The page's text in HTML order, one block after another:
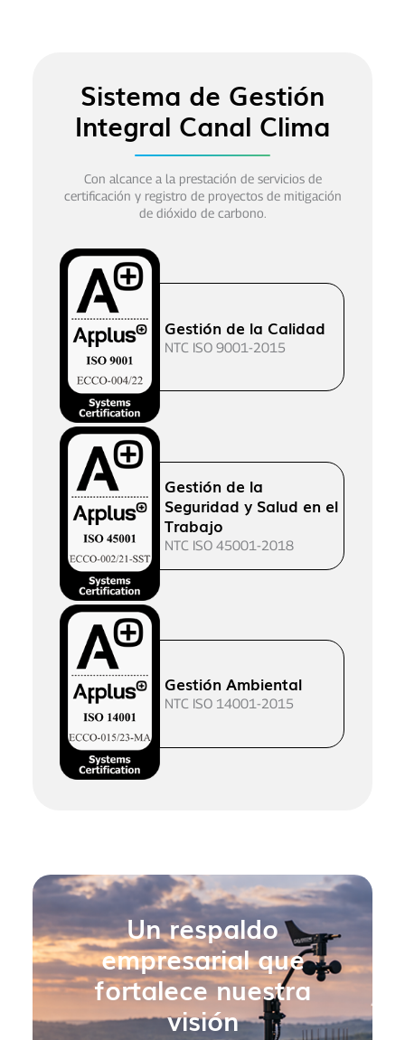
mayerli.forero@canalclima.com
comunicaciones@canalclima.com
Sistema de Gestión
Integral Canal Clima
Con alcance a la prestación de servicios de
certificación y registro de proyectos de mitigación
de dióxido de carbono.
Gestión de la Calidad
NTC ISO 9001-2015
Gestión de la
Seguridad y Salud en el
Trabajo
NTC ISO 45001-2018
Gestión Ambiental
NTC ISO 14001-2015
Un respaldo
empresarial que
fortalece nuestra
visión